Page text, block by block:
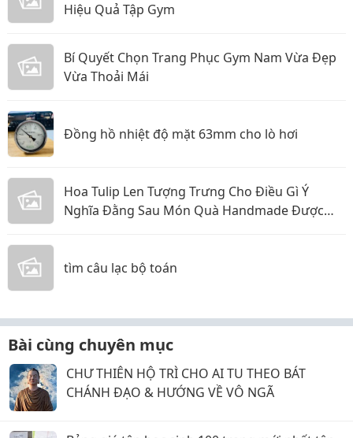
Hiệu Quả Tập Gym
Bí Quyết Chọn Trang Phục Gym Nam Vừa Đẹp
Vừa Thoải Mái
Đồng hồ nhiệt độ mặt 63mm cho lò hơi
Hoa Tulip Len Tượng Trưng Cho Điều Gì Ý
Nghĩa Đằng Sau Món Quà Handmade Được
tìm câu lạc bộ toán
Bài cùng chuyên mục
CHƯ THIÊN HỘ TRÌ CHO AI TU THEO BÁT
CHÁNH ĐẠO & HƯỚNG VỀ VÔ NGÃ